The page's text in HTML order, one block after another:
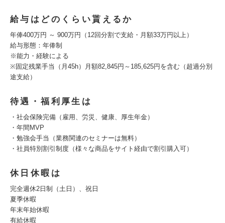
給与はどのくらい貰えるか
年俸400万円 ～ 900万円（12回分割で支給・月額33万円以上）
給与形態：年俸制
※能力・経験による
※固定残業手当（月45h）月額82,845円～185,625円を含む（超過分別
途支給）
待遇・福利厚生は
・社会保険完備（雇用、労災、健康、厚生年金）
・年間MVP
・勉強会手当（業務関連のセミナーは無料）
・社員特別割引制度（様々な商品をサイト経由で割引購入可）
休日休暇は
完全週休2日制（土日）、祝日
夏季休暇
年末年始休暇
有給休暇